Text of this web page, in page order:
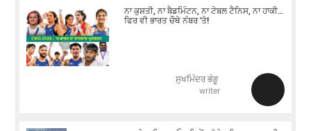
ਨਾ ਕੁਸ਼ਤੀ, ਨਾ ਬੈਡਮਿੰਟਨ, ਨਾ ਟੇਬਲ ਟੈਨਿਸ, ਨਾ ਹਾਕੀ…
ਫਿਰ ਵੀ ਭਾਰਤ ਚੌਥੇ ਨੰਬਰ ’ਤੇ!
ਸੁਖਮਿੰਦਰ ਭੰਗੂ
writer